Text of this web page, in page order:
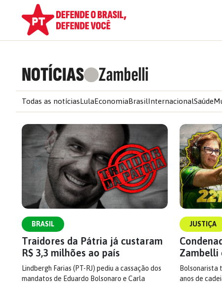
NOTÍCIAS Zambelli
Todas as notíciasLulaEconomiaBrasilInternacionalSaúde
BRASIL
Traidores da Pátria já custaram
R$ 3,3 milhões ao país
Lindbergh Farias (PT-RJ) pediu a cassação dos
mandatos de Eduardo Bolsonaro e Carla
JUSTIÇA
Zambelli
Bolsonarista
anos de